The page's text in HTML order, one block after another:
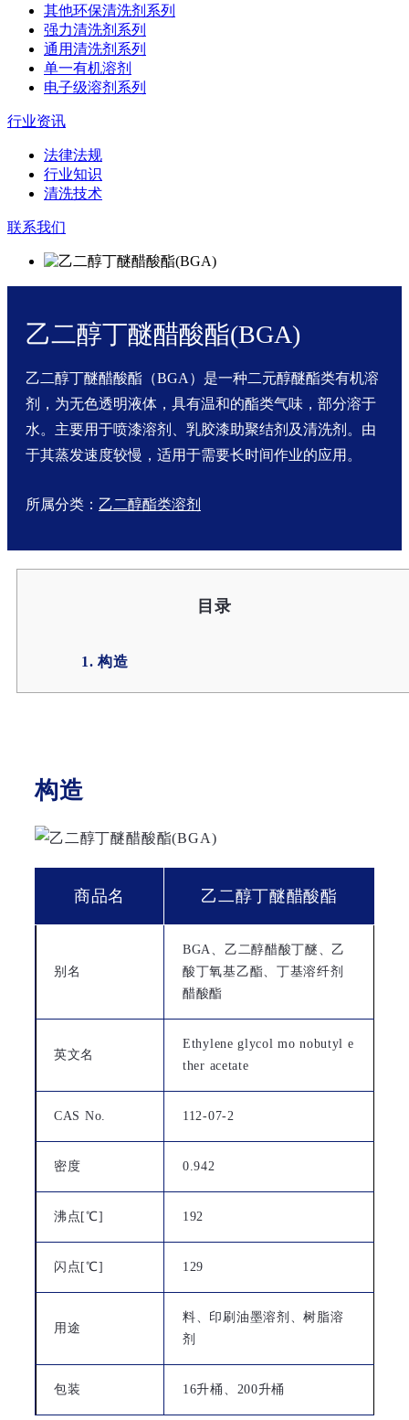
其他环保清洗剂系列
强力清洗剂系列
通用清洗剂系列
单一有机溶剂
电子级溶剂系列
行业资讯
法律法规
行业知识
清洗技术
联系我们
乙二醇丁醚醋酸酯(BGA)
乙二醇丁醚醋酸酯（BGA）是一种二元醇醚酯类有机溶
剂，为无色透明液体，具有温和的酯类气味，部分溶于
水。主要用于喷漆溶剂、乳胶漆助聚结剂及清洗剂。由
于其蒸发速度较慢，适用于需要长时间作业的应用。
所属分类： 乙二醇酯类溶剂
目录
1. 构造
构造
商品名 乙二醇丁醚醋酸酯
别名
BGA、乙二醇醋酸丁醚、乙
酸丁氧基乙酯、丁基溶纤剂
醋酸酯
英文名
Ethylene glycol mo nobutyl e
ther acetate
CAS No. 112-07-2
密度 0.942
沸点[℃] 192
闪点[℃] 129
用途
料、印刷油墨溶剂、树脂溶
剂
包装 16升桶、200升桶